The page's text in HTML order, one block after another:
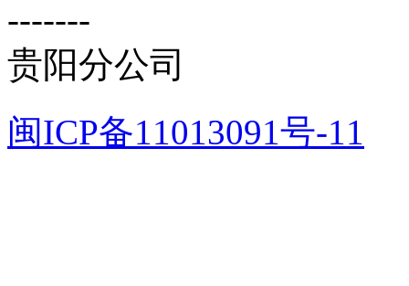
-------
贵阳分公司
闽ICP备11013091号-11